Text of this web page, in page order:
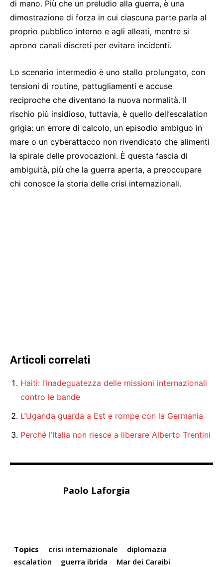
di mano. Più che un preludio alla guerra, è una
dimostrazione di forza in cui ciascuna parte parla al
proprio pubblico interno e agli alleati, mentre si
aprono canali discreti per evitare incidenti.
Lo scenario intermedio è uno stallo prolungato, con
tensioni di routine, pattugliamenti e accuse
reciproche che diventano la nuova normalità. Il
rischio più insidioso, tuttavia, è quello dell’escalation
grigia: un errore di calcolo, un episodio ambiguo in
mare o un cyberattacco non rivendicato che alimenti
la spirale delle provocazioni. È questa fascia di
ambiguità, più che la guerra aperta, a preoccupare
chi conosce la storia delle crisi internazionali.
Articoli correlati
Haiti: l’inadeguatezza delle missioni internazionali
contro le bande
L’Uganda guarda a Est e rompe con la Germania
Perché l’Italia non riesce a liberare Alberto Trentini
Paolo Laforgia
Topics crisi internazionale
diplomazia
escalation
guerra ibrida
Mar dei Caraibi